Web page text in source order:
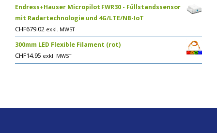
Endress+Hauser Micropilot FWR30 - Füllstandssensor
mit Radartechnologie und 4G/LTE/NB-IoT
CHF679.02 exkl. MWST
300mm LED Flexible Filament (rot)
CHF14.95 exkl. MWST